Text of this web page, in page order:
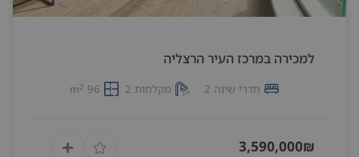
למכירה במרכז העיר הרצליה
חדרי שינה 2 מקלחות 2 96 m
2
3,590,000₪